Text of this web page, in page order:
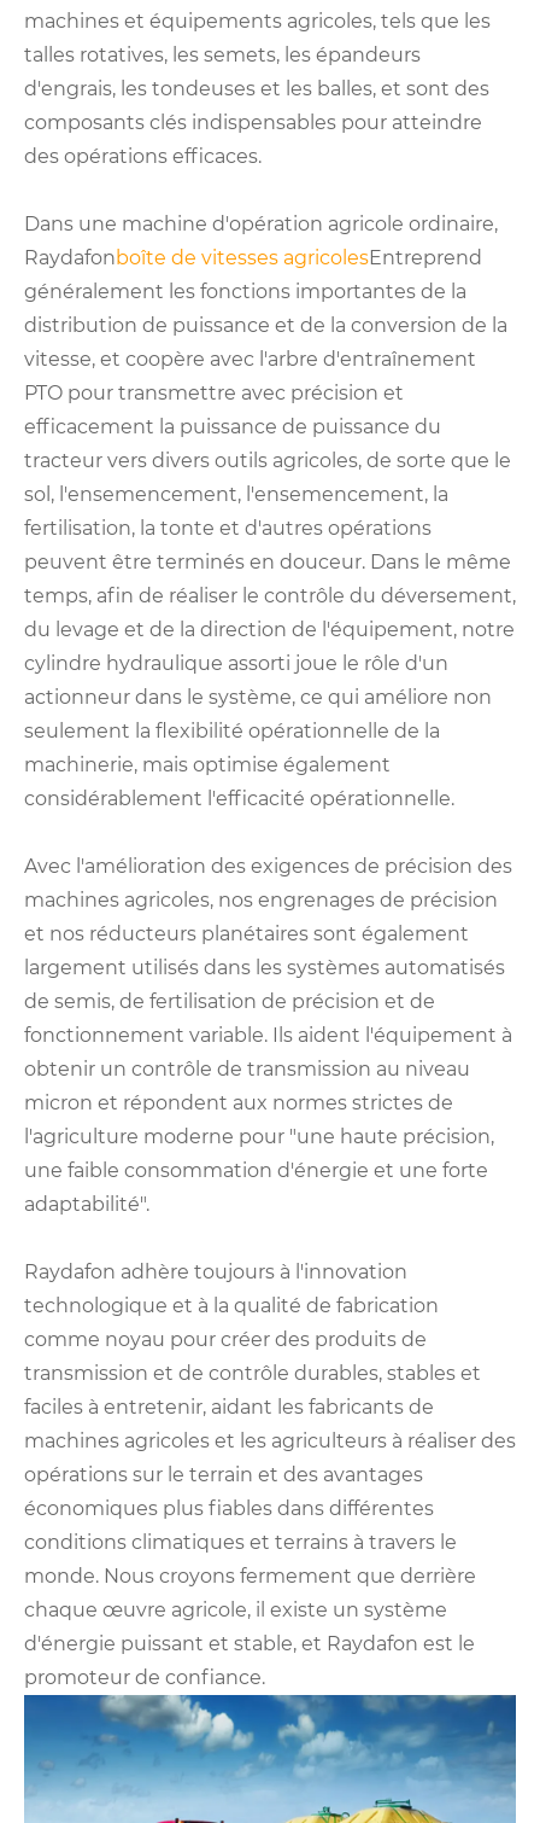
machines et équipements agricoles, tels que les
talles rotatives, les semets, les épandeurs
d'engrais, les tondeuses et les balles, et sont des
composants clés indispensables pour atteindre
des opérations efficaces.
Dans une machine d'opération agricole ordinaire,
Raydafonboîte de vitesses agricolesEntreprend
généralement les fonctions importantes de la
distribution de puissance et de la conversion de la
vitesse, et coopère avec l'arbre d'entraînement
PTO pour transmettre avec précision et
efficacement la puissance de puissance du
tracteur vers divers outils agricoles, de sorte que le
sol, l'ensemencement, l'ensemencement, la
fertilisation, la tonte et d'autres opérations
peuvent être terminés en douceur. Dans le même
temps, afin de réaliser le contrôle du déversement,
du levage et de la direction de l'équipement, notre
cylindre hydraulique assorti joue le rôle d'un
actionneur dans le système, ce qui améliore non
seulement la flexibilité opérationnelle de la
machinerie, mais optimise également
considérablement l'efficacité opérationnelle.
Avec l'amélioration des exigences de précision des
machines agricoles, nos engrenages de précision
et nos réducteurs planétaires sont également
largement utilisés dans les systèmes automatisés
de semis, de fertilisation de précision et de
fonctionnement variable. Ils aident l'équipement à
obtenir un contrôle de transmission au niveau
micron et répondent aux normes strictes de
l'agriculture moderne pour "une haute précision,
une faible consommation d'énergie et une forte
adaptabilité".
Raydafon adhère toujours à l'innovation
technologique et à la qualité de fabrication
comme noyau pour créer des produits de
transmission et de contrôle durables, stables et
faciles à entretenir, aidant les fabricants de
machines agricoles et les agriculteurs à réaliser des
opérations sur le terrain et des avantages
économiques plus fiables dans différentes
conditions climatiques et terrains à travers le
monde. Nous croyons fermement que derrière
chaque œuvre agricole, il existe un système
d'énergie puissant et stable, et Raydafon est le
promoteur de confiance.